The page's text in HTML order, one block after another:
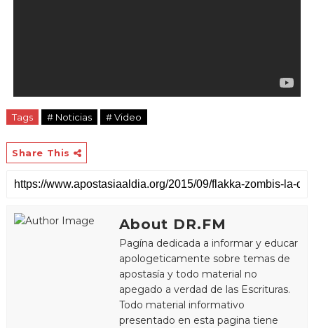
Tags # Noticias # Video
Share This
About DR.FM
Pagína dedicada a informar y educar
apologeticamente sobre temas de
apostasía y todo material no
apegado a verdad de las Escrituras.
Todo material informativo
presentado en esta pagina tiene